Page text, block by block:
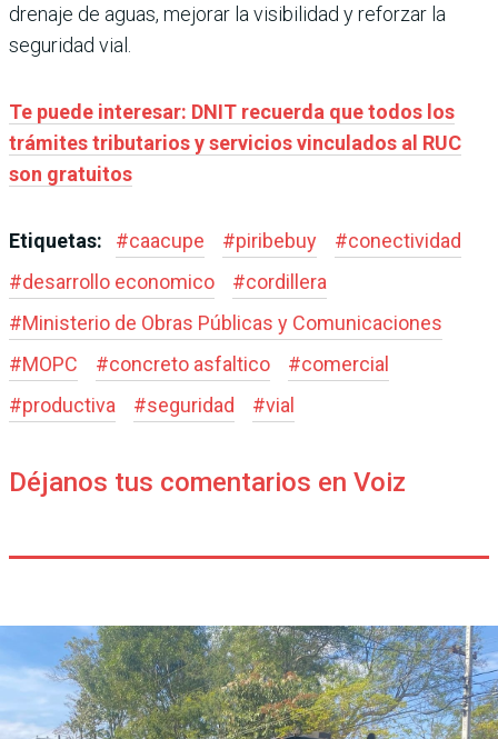
drenaje de aguas, mejorar la visibilidad y reforzar la
seguridad vial.
Te puede interesar: DNIT recuerda que todos los
trámites tributarios y servicios vinculados al RUC
son gratuitos
Etiquetas: #caacupe #piribebuy #conectividad
#desarrollo economico #cordillera
#Ministerio de Obras Públicas y Comunicaciones
#MOPC #concreto asfaltico #comercial
#productiva #seguridad #vial
Déjanos tus comentarios en Voiz